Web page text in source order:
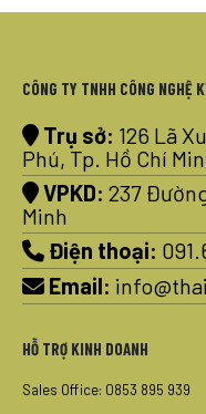
CÔNG TY TNHH CÔNG NGHỆ
Trụ sở: 126 Lã
Phú, Tp. Hồ Chí
VPKD: 237
Minh
Điện thoại:
Email:
HỖ TRỢ KINH DOANH
Sales Office: 0853 895 939